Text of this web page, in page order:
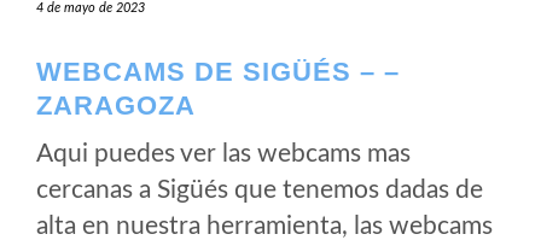
4 de mayo de 2023
WEBCAMS DE SIGÜÉS – –
ZARAGOZA
Aqui puedes ver las webcams mas
cercanas a Sigüés que tenemos dadas de
alta en nuestra herramienta, las webcams